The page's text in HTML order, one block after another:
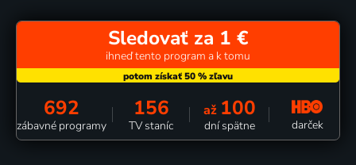
Sledovať za 1 €
ihneď tento program a k tomu
692
zábavné programy
156
TV staníc
až 100
dní spätne darček